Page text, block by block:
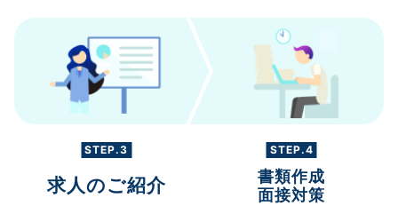
STEP.3
求人のご紹介
STEP.4
書類作成
面接対策